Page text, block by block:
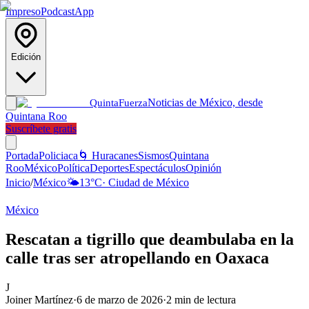
ImpresoPodcastApp
Edición
QuintaFuerzaNoticias de México, desde
Quintana Roo
Suscríbete gratis
PortadaPoliciaca 🌀 HuracanesSismosQuintana
RooMéxicoPolíticaDeportesEspectáculosOpinión
Inicio/México🌤️13°C· Ciudad de México
México
Rescatan a tigrillo que deambulaba en la
calle tras ser atropellando en Oaxaca
J
Joiner Martínez·6 de marzo de 2026·2 min de lectura